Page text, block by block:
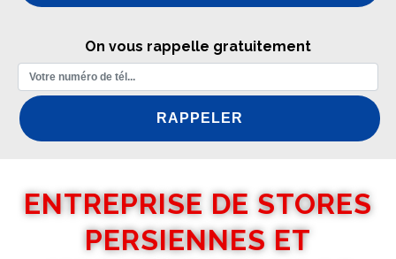
On vous rappelle gratuitement
ENTREPRISE DE STORES
PERSIENNES ET